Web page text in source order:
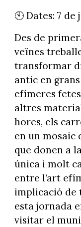
🕙 Dates: 7 de
Des de
veïnes
transformar
antic en
efímeres
altres
hores, els
en un mosaic
que donen a
única i molt
entre l’art
implicació de
esta jornada
visitar el